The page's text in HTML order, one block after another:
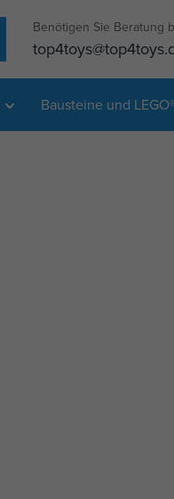
Benötigen Sie Beratung
Bausteine und